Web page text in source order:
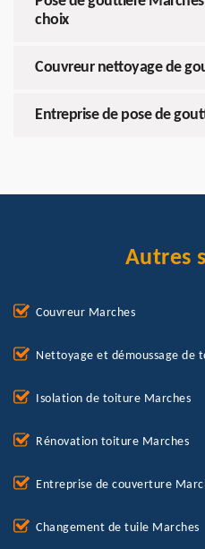
choix
Couvreur nettoyage de
Entreprise de pose de
Autres
Couvreur Marches
Nettoyage et démoussage de
Isolation de toiture Marches
Rénovation toiture Marches
Entreprise de couverture
Changement de tuile Marches